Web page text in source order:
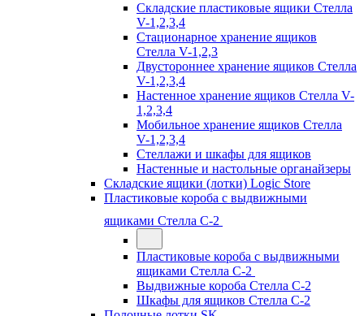
Складские пластиковые ящики Стелла
V-1,2,3,4
Стационарное хранение ящиков
Стелла V-1,2,3
Двустороннее хранение ящиков Стелла
V-1,2,3,4
Настенное хранение ящиков Стелла V-
1,2,3,4
Мобильное хранение ящиков Стелла
V-1,2,3,4
Стеллажи и шкафы для ящиков
Настенные и настольные органайзеры
Складские ящики (лотки) Logiс Store
Пластиковые короба с выдвижными
ящиками Стелла С-2
Пластиковые короба с выдвижными
ящиками Стелла С-2
Выдвижные короба Стелла С-2
Шкафы для ящиков Стелла С-2